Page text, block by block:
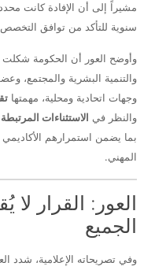
مشيراً إلى أن الإفادة كانت
سنوية للتأكد من توافق
وأوضح العور أن الحكومة شكلت
والتنمية البشرية والمجتمع،
وجهات اتحادية ومحلية، مهمتها
والنظر في الاستثناءات
بما يضمن استمرارهم
المهني.
العور: القرار
الجميع
وفي تصريحاته الإعلامية، شدد